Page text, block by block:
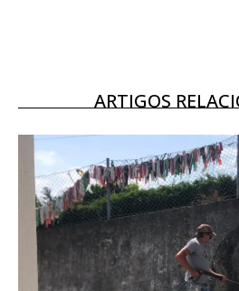
Acesso aos conteúdos
Ofertas para assinatura
Escolha o
ARTIGOS